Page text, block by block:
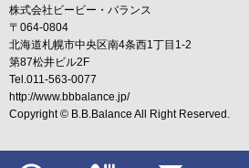
株式会社ビービー・バランス
〒064-0804
北海道札幌市中央区南4条西1丁目1-2
第87松井ビル2F
Tel.011-563-0077
http://www.bbbalance.jp/
Copyright © B.B.Balance All Right Reserved.